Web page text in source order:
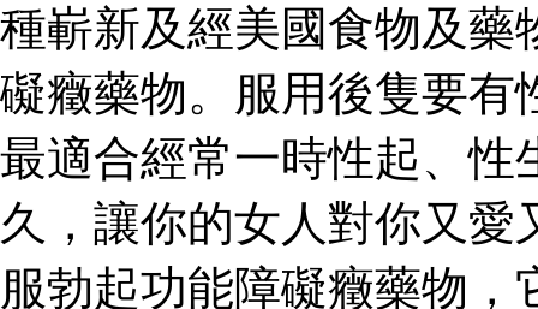
種嶄新及經美國食物及藥
礙癥藥物。服用後隻要有
最適合經常一時性起、性
久，讓你的女人對你又
服勃起功能障礙癥藥物